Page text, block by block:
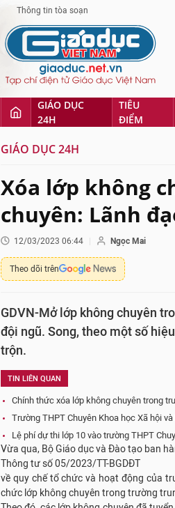
Thông tin tòa soạn
GIÁO DỤC
24H
TIÊU
ĐIỂM
GIÁO DỤC 24H
Xóa lớp không
chuyên: Lãnh
12/03/2023 06:44 Ngọc Mai
Theo dõi trên
GDVN-Mở lớp không chuyên
đội ngũ. Song, theo một số
trộn.
TIN LIÊN QUAN
Chính thức xóa lớp không chuyên trong
Trường THPT Chuyên Khoa học Xã hội
Lệ phí dự thi lớp 10 vào trường THPT
Vừa qua, Bộ Giáo dục và Đào tạo ban
Thông tư số 05/2023/TT-BGDĐT
về quy chế tổ chức và hoạt động của
chức lớp không chuyên trong trường